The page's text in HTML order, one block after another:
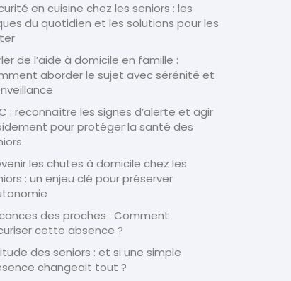
en cuisine chez les seniors : les
du quotidien et les solutions pour les
de l’aide à domicile en famille :
aborder le sujet avec sérénité et
: reconnaître les signes d’alerte et agir
pour protéger la santé des
les chutes à domicile chez les
: un enjeu clé pour préserver
des proches : Comment
cette absence ?
des seniors : et si une simple
changeait tout ?